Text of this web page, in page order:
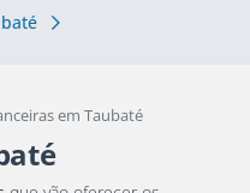
em Taubaté